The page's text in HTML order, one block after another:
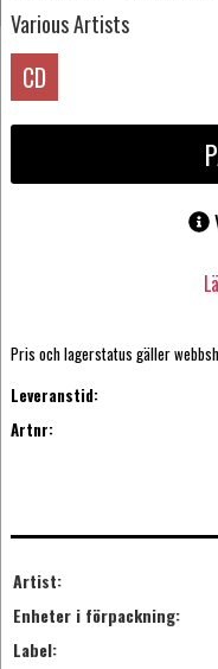
Various Artists
CD
Pris och lagerstatus gäller
Leveranstid:
Artnr:
Artist:
Enheter i förpackning:
Label: